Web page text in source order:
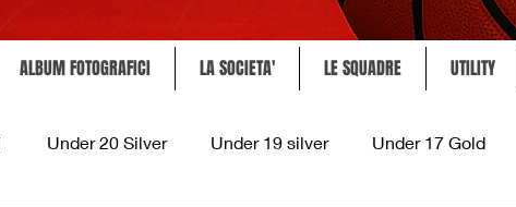
ALBUM FOTOGRAFICI LA SOCIETA' LE SQUADRE UTILITY
Under 20 Silver Under 19 silver Under 17 Gold